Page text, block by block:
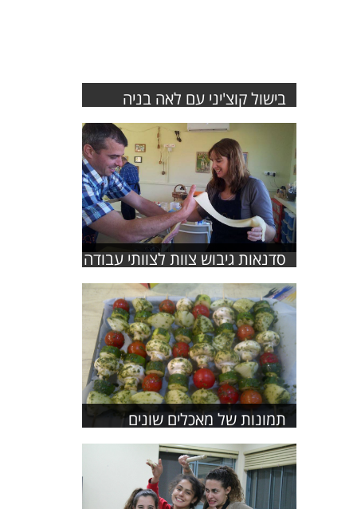
בישול קוצ'יני עם לאה בניה
סדנאות גיבוש צוות לצוותי עבודה
תמונות של מאכלים שונים